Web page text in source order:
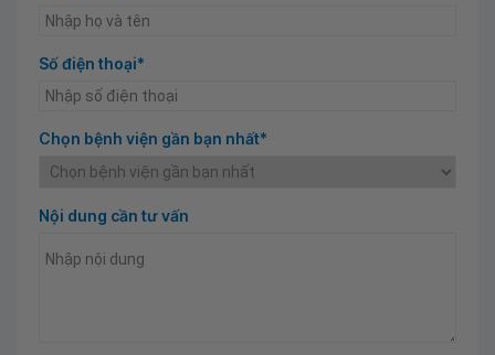
Số điện thoại*
Chọn bệnh viện gần bạn nhất*
Nội dung cần tư vấn